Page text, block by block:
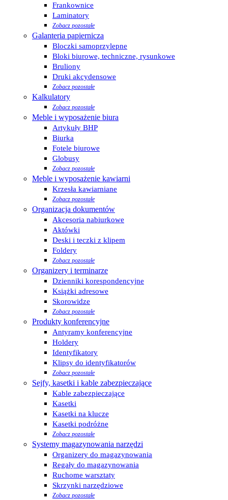
Frankownice
Laminatory
Zobacz pozostałe
Galanteria papiernicza
Bloczki samoprzylepne
Bloki biurowe, techniczne, rysunkowe
Bruliony
Druki akcydensowe
Zobacz pozostałe
Kalkulatory
Zobacz pozostałe
Meble i wyposażenie biura
Artykuły BHP
Biurka
Fotele biurowe
Globusy
Zobacz pozostałe
Meble i wyposażenie kawiarni
Krzesła kawiarniane
Zobacz pozostałe
Organizacja dokumentów
Akcesoria nabiurkowe
Aktówki
Deski i teczki z klipem
Foldery
Zobacz pozostałe
Organizery i terminarze
Dzienniki korespondencyjne
Książki adresowe
Skorowidze
Zobacz pozostałe
Produkty konferencyjne
Antyramy konferencyjne
Holdery
Identyfikatory
Klipsy do identyfikatorów
Zobacz pozostałe
Sejfy, kasetki i kable zabezpieczające
Kable zabezpieczające
Kasetki
Kasetki na klucze
Kasetki podróżne
Zobacz pozostałe
Systemy magazynowania narzędzi
Organizery do magazynowania
Regały do magazynowania
Ruchome warsztaty
Skrzynki narzędziowe
Zobacz pozostałe